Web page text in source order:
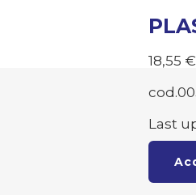
18,55 €
Last